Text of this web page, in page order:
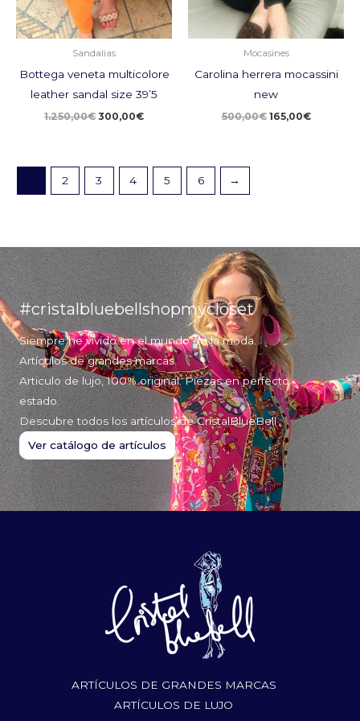
Sandalias
Bottega veneta multicolore
leather sandal size 39’5
1.250,00€ 300,00€
Mocasines
Carolina herrera mocassini
new
500,00€ 165,00€
2 3 4 5 6 →
#cristalbluebellshopmycloset
Siempre he vivido en el mundo de la moda.
Artículos de grandes marcas.
Articulo de lujo, 100% original. Piezas en perfecto
estado.
Descubre todos los artículos de CristalBlueBell
Ver catálogo de artículos
ARTÍCULOS DE GRANDES MARCAS
ARTÍCULOS DE LUJO